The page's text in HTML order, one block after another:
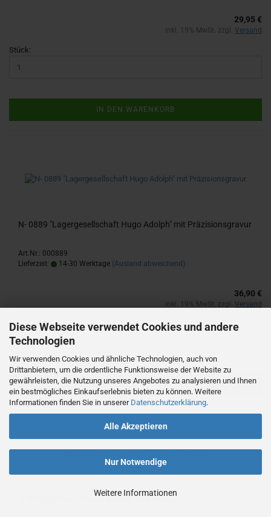
Diese Webseite verwendet Cookies und andere
Technologien
Wir verwenden Cookies und ähnliche Technologien, auch von
Drittanbietern, um die ordentliche Funktionsweise der Website zu
gewährleisten, die Nutzung unseres Angebotes zu analysieren und Ihnen
ein bestmögliches Einkaufserlebnis bieten zu können. Weitere
Informationen finden Sie in unserer Datenschutzerklärung.
Alle Akzeptieren
Nur Notwendige
Weitere Informationen
29,95 €
inkl. 19% MwSt. zzgl. Versand
Stück:
IN DEN WARENKORB
N- 0889 "La­ger­ge­sell­schaft Hugo Adolph" mit Prä­zi­si­ons­gra­vur
Art.Nr.: 000889
Lieferzeit:
14-30 Werktage (Ausland abweichend)
36,90 €
inkl. 19% MwSt. zzgl. Versand
Stück:
IN DEN WARENKORB
N- 0901 preuß. Pos­ten "Ba­ruth" zie­gel­rot